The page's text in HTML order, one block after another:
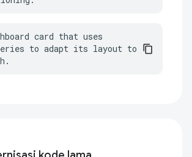
card that uses
to adapt its layout to